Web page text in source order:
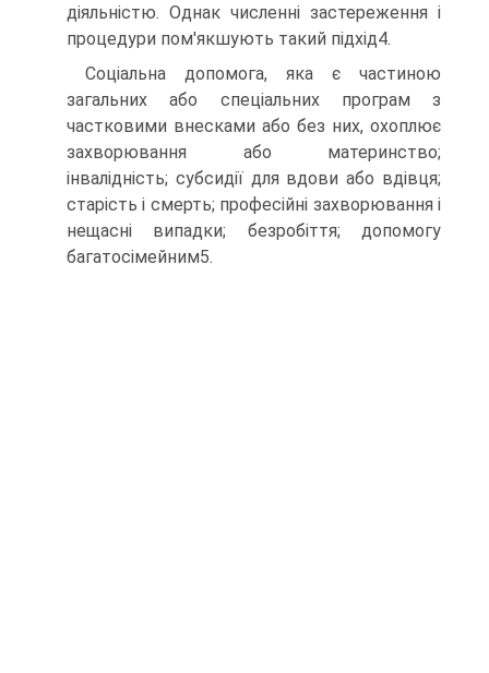
діяльністю. Однак численні застереження і
процедури пом'якшують такий підхід4.
Соціальна допомога, яка є частиною
загальних або спеціальних програм з
частковими внесками або без них, охоплює
захворювання або материнство;
інвалідність; субсидії для вдови або вдівця;
старість і смерть; професійні захворювання і
нещасні випадки; безробіття; допомогу
багатосімейним5.